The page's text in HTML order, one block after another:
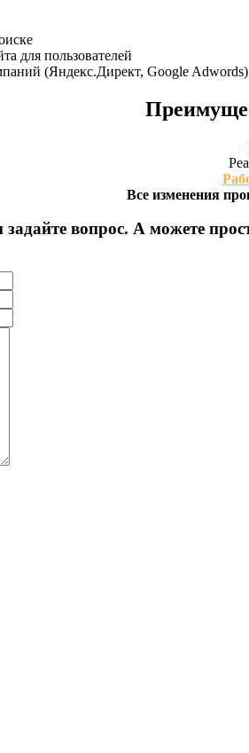
для пользователей
(Яндекс.Директ, Google Adwords)
Все изменения
вопрос. А можете